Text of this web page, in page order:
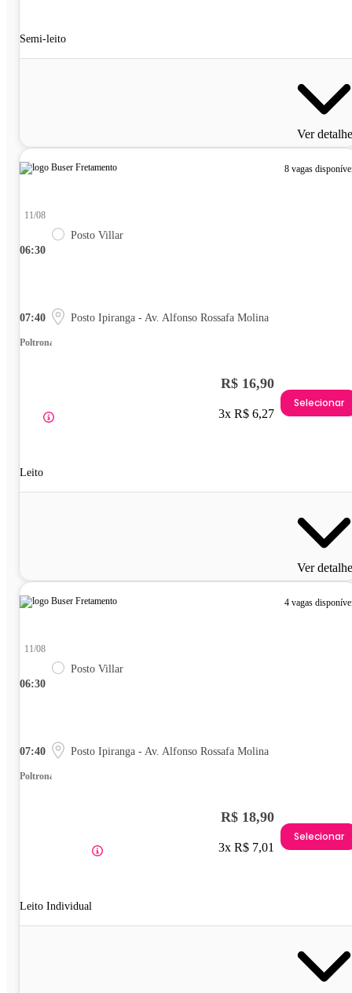
Semi-leito
Ver
8 vagas
06:30
11/08
Posto Villar
07:40 Posto Ipiranga - Av. Alfonso Rossafa Molina
Poltrona
Leito
R$ 16,90
3x R$ 6,27
Selecionar
Ver
4 vagas
06:30
11/08
Posto Villar
07:40 Posto Ipiranga - Av. Alfonso Rossafa Molina
Poltrona
Leito Individual
R$ 18,90
3x R$ 7,01
Selecionar